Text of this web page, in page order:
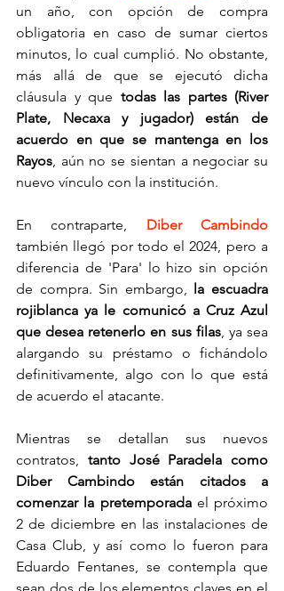
un año, con opción de compra
obligatoria en caso de sumar ciertos
minutos, lo cual cumplió. No obstante,
más allá de que se ejecutó dicha
cláusula y que todas las partes (River
Plate, Necaxa y jugador) están de
acuerdo en que se mantenga en los
Rayos, aún no se sientan a negociar su
nuevo vínculo con la institución.
En contraparte, Diber Cambindo
también llegó por todo el 2024, pero a
diferencia de 'Para' lo hizo sin opción
de compra. Sin embargo,
la escuadra
rojiblanca ya le comunicó a Cruz Azul
que desea retenerlo en sus filas, ya sea
alargando su préstamo o fichándolo
definitivamente, algo con lo que está
de acuerdo el atacante.
Mientras se detallan sus nuevos
contratos, tanto José Paradela como
Diber Cambindo están citados a
comenzar la pretemporada el próximo
2 de diciembre en las instalaciones de
Casa Club, y así como lo fueron para
Eduardo Fentanes, se contempla que